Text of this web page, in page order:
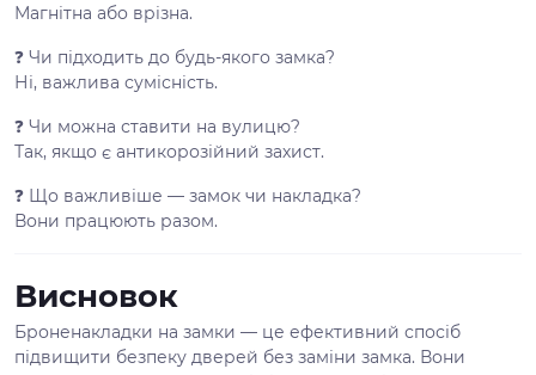
Магнітна або врізна.
❓ Чи підходить до будь-якого замка?
Ні, важлива сумісність.
❓ Чи можна ставити на вулицю?
Так, якщо є антикорозійний захист.
❓ Що важливіше — замок чи накладка?
Вони працюють разом.
Висновок
Броненакладки на замки — це ефективний спосіб
підвищити безпеку дверей без заміни замка. Вони